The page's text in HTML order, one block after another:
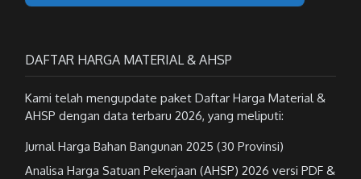
DAFTAR HARGA MATERIAL & AHSP
Kami telah mengupdate paket Daftar Harga Material &
AHSP dengan data terbaru 2026, yang meliputi:
Jurnal Harga Bahan Bangunan 2025 (30 Provinsi)
Analisa Harga Satuan Pekerjaan (AHSP) 2026 versi PDF &